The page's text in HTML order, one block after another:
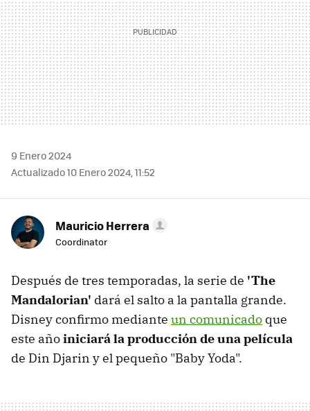
9 Enero 2024
Actualizado 10 Enero 2024, 11:52
Mauricio Herrera
Coordinator
Después de tres temporadas, la serie de 'The
Mandalorian' dará el salto a la pantalla grande.
Disney confirmo mediante un comunicado que
este añoiniciará la producción de una película
de Din Djarin y el pequeño "Baby Yoda".